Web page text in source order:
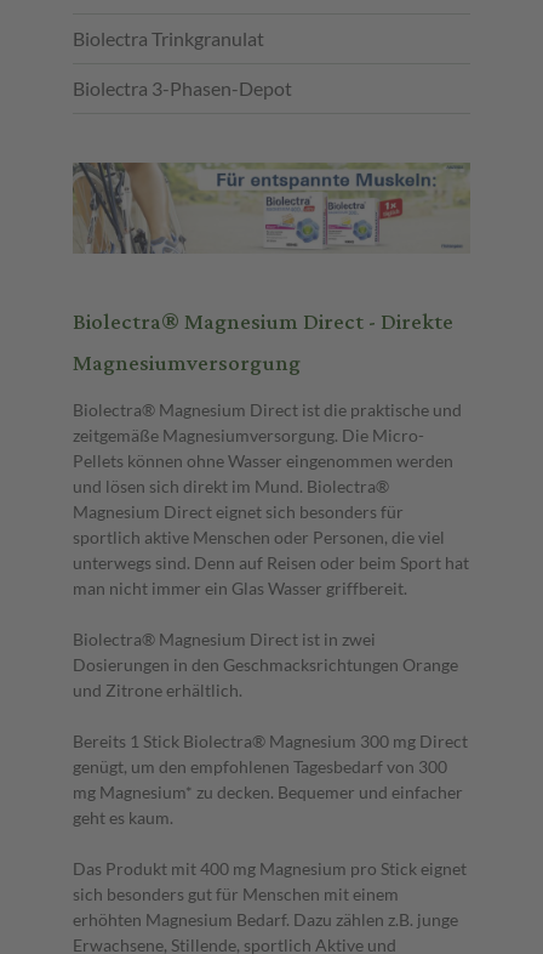
Biolectra Trinkgranulat
Biolectra 3-Phasen-Depot
Biolectra® Magnesium Direct - Direkte
Magnesiumversorgung
Biolectra® Magnesium Direct ist die praktische und
zeitgemäße Magnesiumversorgung. Die Micro-
Pellets können ohne Wasser eingenommen werden
und lösen sich direkt im Mund. Biolectra®
Magnesium Direct eignet sich besonders für
sportlich aktive Menschen oder Personen, die viel
unterwegs sind. Denn auf Reisen oder beim Sport hat
man nicht immer ein Glas Wasser griffbereit.
Biolectra® Magnesium Direct ist in zwei
Dosierungen in den Geschmacksrichtungen Orange
und Zitrone erhältlich.
Bereits 1 Stick Biolectra® Magnesium 300 mg Direct
genügt, um den empfohlenen Tagesbedarf von 300
mg Magnesium* zu decken. Bequemer und einfacher
geht es kaum.
Das Produkt mit 400 mg Magnesium pro Stick eignet
sich besonders gut für Menschen mit einem
erhöhten Magnesium Bedarf. Dazu zählen z.B. junge
Erwachsene, Stillende, sportlich Aktive und